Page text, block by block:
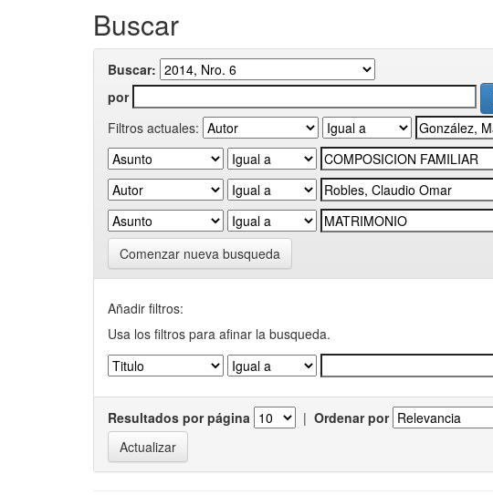
Buscar
Buscar:
por
Filtros actuales:
Comenzar nueva busqueda
Añadir filtros:
Usa los filtros para afinar la busqueda.
Resultados por página | Ordenar por